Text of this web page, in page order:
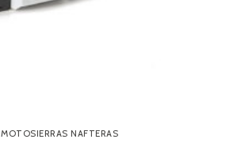
MOTOSIERRAS NAFTERAS